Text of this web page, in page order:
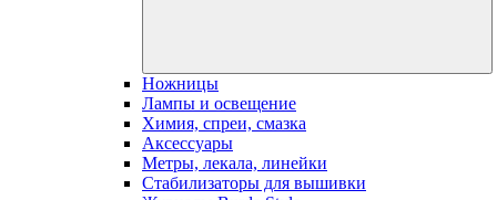
Ножницы
Лампы и освещение
Химия, спреи, смазка
Аксессуары
Метры, лекала, линейки
Стабилизаторы для вышивки